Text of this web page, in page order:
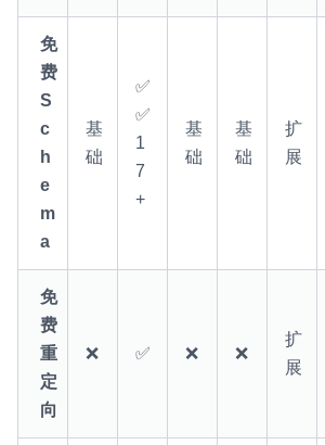
免
费
S
c
h
e
m
a
基
础
✅
✅
1
7
+
基
础
基
础
扩
展
免
费
重
定
向
❌ ✅ ❌ ❌
扩
展